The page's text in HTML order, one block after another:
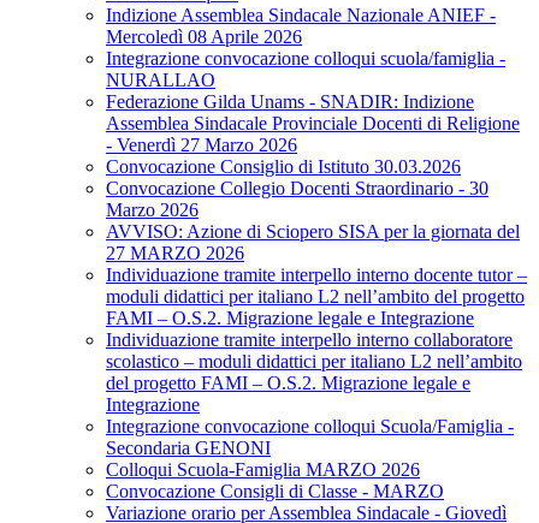
Indizione Assemblea Sindacale Nazionale ANIEF -
Mercoledì 08 Aprile 2026
Integrazione convocazione colloqui scuola/famiglia -
NURALLAO
Federazione Gilda Unams - SNADIR: Indizione
Assemblea Sindacale Provinciale Docenti di Religione
- Venerdì 27 Marzo 2026
Convocazione Consiglio di Istituto 30.03.2026
Convocazione Collegio Docenti Straordinario - 30
Marzo 2026
AVVISO: Azione di Sciopero SISA per la giornata del
27 MARZO 2026
Individuazione tramite interpello interno docente tutor –
moduli didattici per italiano L2 nell’ambito del progetto
FAMI – O.S.2. Migrazione legale e Integrazione
Individuazione tramite interpello interno collaboratore
scolastico – moduli didattici per italiano L2 nell’ambito
del progetto FAMI – O.S.2. Migrazione legale e
Integrazione
Integrazione convocazione colloqui Scuola/Famiglia -
Secondaria GENONI
Colloqui Scuola-Famiglia MARZO 2026
Convocazione Consigli di Classe - MARZO
Variazione orario per Assemblea Sindacale - Giovedì